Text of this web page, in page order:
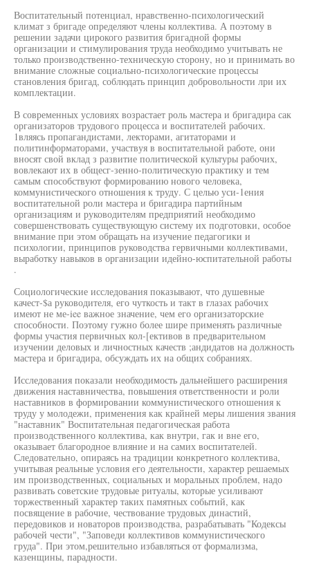
Воспитательный потенциал, нравственно-психологический
климат з бригаде определяют члены коллектива. А поэтому в
решении задачи цирокого развития бригадной формы
организации и стимулирования труда необходимо учитывать не
только производственно-техническую сторону, но и принимать во
внимание сложные социально-психологические процессы
становления бригад, соблюдать принцип добровольности лри их
комплектации.
В современных условиях возрастает роль мастера и бригадира сак
организаторов трудового процесса и воспитателей рабочих.
1вляясь пропагандистами, лекторами, агитаторами и
политинформаторами, участвуя в воспитательной работе, они
вносят свой вклад з развитие политической культуры рабочих,
вовлекают их в общесг-зенно-политическую практику и тем
самым способствуют формированию нового человека,
коммунистического отношения к труду. С целью уси-1ения
воспитательной роли мастера и бригадира партийным
организациям и руководителям предприятий необходимо
совершенствовать существующую систему их подготовки, особое
внимание при этом обращать на изучение педагогики и
психологии, принципов руководства гервичными коллективами,
выработку навыков в организации идейно-юспитательной работы
.
Социологические исследования показывают, что душевные
качест-$а руководителя, его чуткость и такт в глазах рабочих
имеют не ме-iee важное значение, чем его организаторские
способности. Поэтому гужно более шире применять различные
формы участия первичных кол-[ективов в предварительном
изучении деловых и личностных качеств ;андидатов на должность
мастера и бригадира, обсуждать их на общих собраниях.
Исследования показали необходимость дальнейшего расширения
движения наставничества, повышения ответственности и роли
наставников в формировании коммунистического отношения к
труду у молодежи, применения как крайней меры лишения звания
"наставник" Воспитательная педагогическая работа
производственного коллектива, как внутри, гак и вне его,
оказывает благородное влияние и на самих воспитателей.
Следовательно, опираясь на традиции конкретного коллектива,
учитывая реальные условия его деятельности, характер решаемых
им производственных, социальных и моральных проблем, надо
развивать советские трудовые ритуалы, которые усиливают
торжественный характер таких памятных событий, как
посвящение в рабочие, чествование трудовых династий,
передовиков и новаторов производства, разрабатывать "Кодексы
рабочей чести", "Заповеди коллективов коммунистического
груда". При этом,решительно избавляться от формализма,
казенщины, парадности.